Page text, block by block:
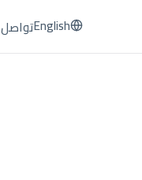
تواصلEnglish